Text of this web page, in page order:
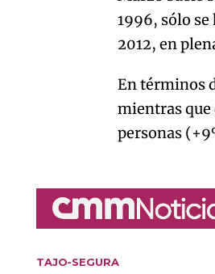
1996, sólo
2012, en
En términos
mientras que
personas
TAJO-SEGURA